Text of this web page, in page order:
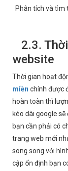
Phân tích và tìm
2.3.
website
Thời gian hoạt
miền chính được
hoàn toàn thì
kéo dài google
bạn cần phải có
trang web mới
song song với
cập ổn định bạn